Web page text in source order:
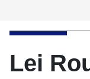
Lei